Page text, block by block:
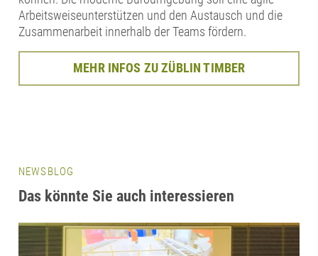
Arbeitsweiseunterstützen und den Austausch und die
Zusammenarbeit innerhalb der Teams fördern.
MEHR INFOS ZU ZÜBLIN TIMBER
NEWSBLOG
Das könnte Sie auch interessieren